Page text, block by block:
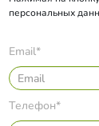
персональных
Email*
Телефон*